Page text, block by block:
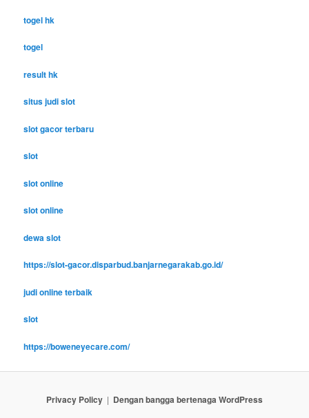
togel hk
togel
result hk
situs judi slot
slot gacor terbaru
slot
slot online
slot online
dewa slot
https://slot-gacor.disparbud.banjarnegarakab.go.id/
judi online terbaik
slot
https://boweneyecare.com/
Privacy Policy Dengan bangga bertenaga WordPress